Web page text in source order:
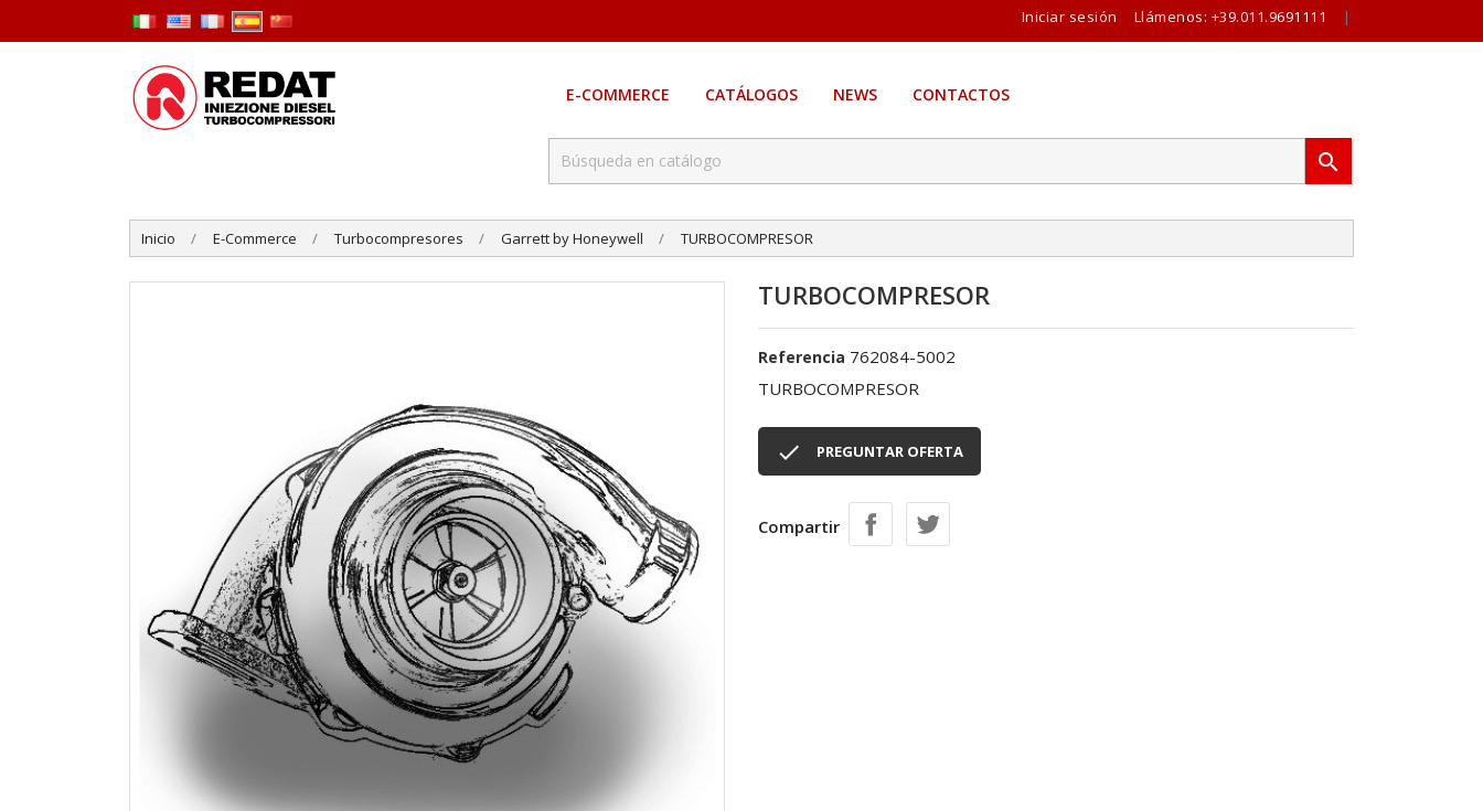
Iniciar sesión Llámenos: +39.011.9691111 |
E-COMMERCE CATÁLOGOS NEWS CONTACTOS

Inicio E-Commerce Turbocompresores Garrett by Honeywell TURBOCOMPRESOR
TURBOCOMPRESOR
Referencia 762084-5002
TURBOCOMPRESOR
 PREGUNTAR OFERTA
Compartir